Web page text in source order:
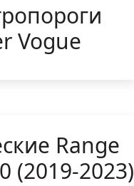
Vogue
Range
(2019-2023)